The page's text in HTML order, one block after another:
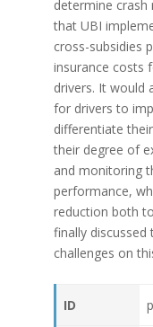
determine crash
that UBI
cross-subsidies
insurance costs
drivers. It would
for drivers to
differentiate
their degree of
and monitoring
performance,
reduction both
finally
challenges on
ID